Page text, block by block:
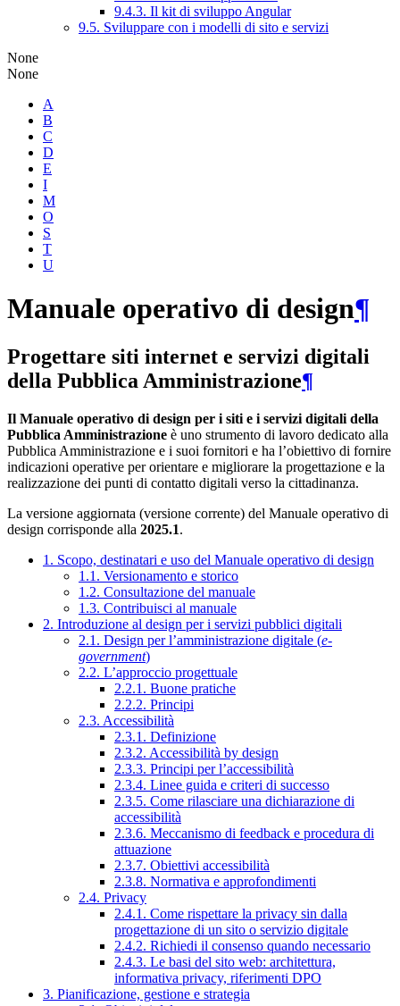
9.4.3. Il kit di sviluppo Angular
9.5. Sviluppare con i modelli di sito e servizi
None
None
A
B
C
D
E
I
M
O
S
T
U
Manuale operativo di design¶
Progettare siti internet e servizi digitali
della Pubblica Amministrazione¶
Il Manuale operativo di design per i siti e i servizi digitali della
Pubblica Amministrazione è uno strumento di lavoro dedicato alla
Pubblica Amministrazione e i suoi fornitori e ha l’obiettivo di fornire
indicazioni operative per orientare e migliorare la progettazione e la
realizzazione dei punti di contatto digitali verso la cittadinanza.
La versione aggiornata (versione corrente) del Manuale operativo di
design corrisponde alla 2025.1.
1. Scopo, destinatari e uso del Manuale operativo di design
1.1. Versionamento e storico
1.2. Consultazione del manuale
1.3. Contribuisci al manuale
2. Introduzione al design per i servizi pubblici digitali
2.1. Design per l’amministrazione digitale (e-
government)
2.2. L’approccio progettuale
2.2.1. Buone pratiche
2.2.2. Principi
2.3. Accessibilità
2.3.1. Definizione
2.3.2. Accessibilità by design
2.3.3. Principi per l’accessibilità
2.3.4. Linee guida e criteri di successo
2.3.5. Come rilasciare una dichiarazione di
accessibilità
2.3.6. Meccanismo di feedback e procedura di
attuazione
2.3.7. Obiettivi accessibilità
2.3.8. Normativa e approfondimenti
2.4. Privacy
2.4.1. Come rispettare la privacy sin dalla
progettazione di un sito o servizio digitale
2.4.2. Richiedi il consenso quando necessario
2.4.3. Le basi del sito web: architettura,
informativa privacy, riferimenti DPO
3. Pianificazione, gestione e strategia